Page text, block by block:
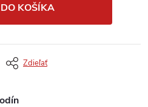
KOŠÍKA
Zdieľať